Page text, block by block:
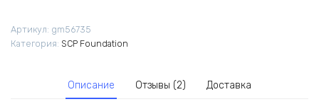
Артикул: gm56735
Категория: SCP Foundation
Описание Отзывы (2) Доставка